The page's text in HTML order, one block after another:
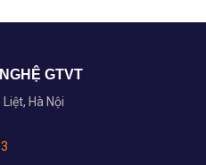
GTVT
Hà Nội